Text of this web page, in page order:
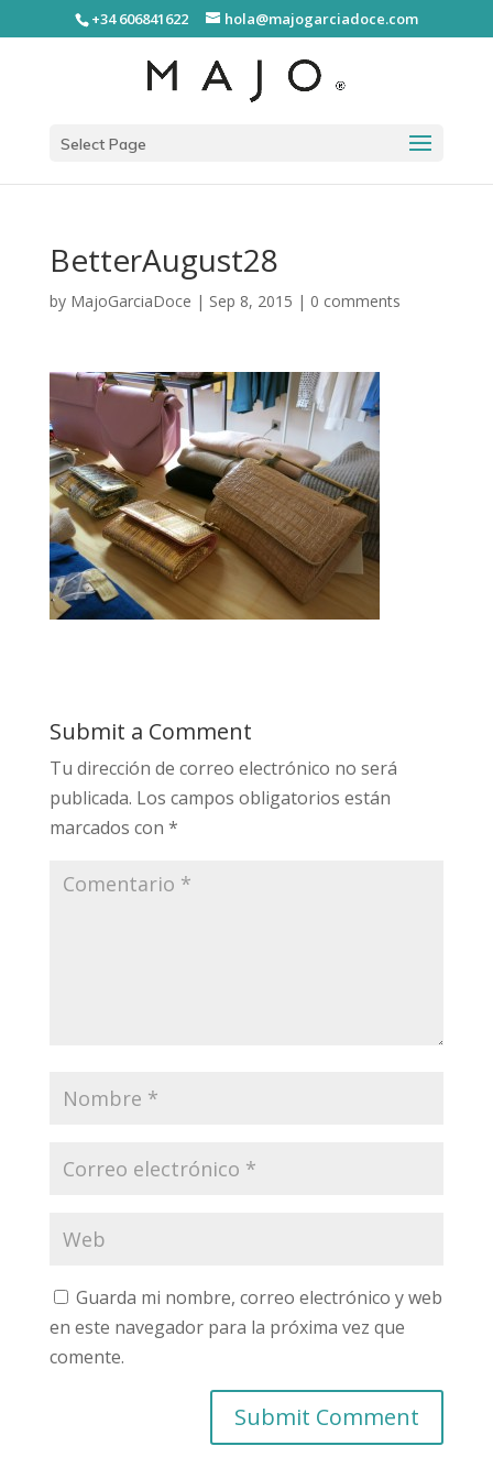
+34 606841622 hola@majogarciadoce.com
Select Page
BetterAugust28
by MajoGarciaDoce | Sep 8, 2015 | 0 comments
Submit a Comment
Tu dirección de correo electrónico no será
publicada. Los campos obligatorios están
marcados con *
Guarda mi nombre, correo electrónico y web
en este navegador para la próxima vez que
comente.